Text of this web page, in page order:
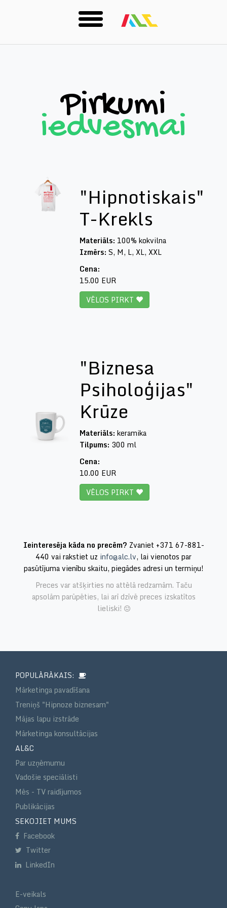
Pirkumi
iedvesmai
"Hipnotiskais"
T-Krekls
Materiāls: 100% kokvilna
Izmērs: S, M, L, XL, XXL
Cena:
15.00 EUR
VĒLOS PIRKT
"Biznesa
Psiholoģijas"
Krūze
Materiāls: keramika
Tilpums: 300 ml
Cena:
10.00 EUR
VĒLOS PIRKT
Ieinteresēja kāda no precēm? Zvaniet +371 67-881-
440 vai rakstiet uz info@alc.lv, lai vienotos par
pasūtījuma vienību skaitu, piegādes adresi un termiņu!
Preces var atšķirties no attēlā redzamām. Taču
apsolām parūpēties, lai arī dzīvē preces izskatītos
lieliski!
POPULĀRĀKAIS:
Mārketinga pavadīšana
Treniņš "Hipnoze biznesam"
Mājas lapu izstrāde
Mārketinga konsultācijas
AL&C
Par uzņēmumu
Vadošie speciālisti
Mēs - TV raidījumos
Publikācijas
SEKOJIET MUMS
Facebook
Twitter
LinkedIn
E-veikals